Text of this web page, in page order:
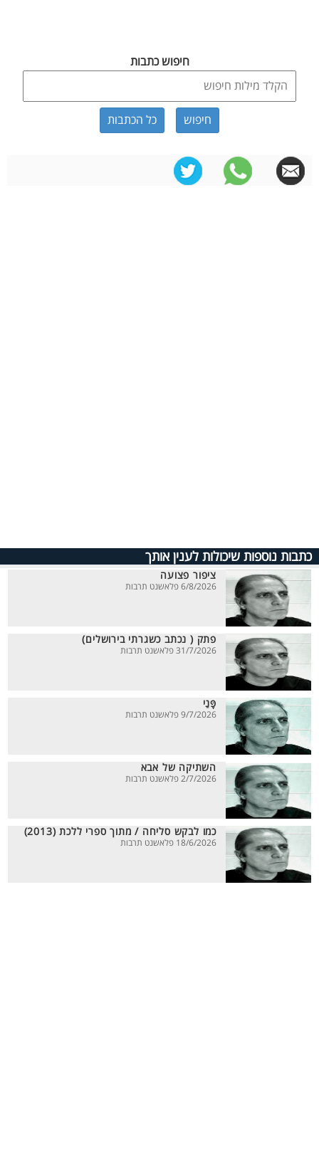
חיפוש כתבות
כל הכתבות
כתבות נוספות שיכולות לענין אותך
ציפור פצועה
6/8/2026 פלאשנט תרבות
פתק ( נכתב כשגרתי בירושלים)
31/7/2026 פלאשנט תרבות
פָּנַי
9/7/2026 פלאשנט תרבות
השתיקה של אבא
2/7/2026 פלאשנט תרבות
כמו לבקש סליחה / מתוך ספרי ללכת (2013)
18/6/2026 פלאשנט תרבות